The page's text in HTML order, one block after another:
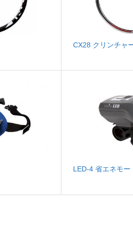
CX28 クリンチャ
LED-4 省エネモー